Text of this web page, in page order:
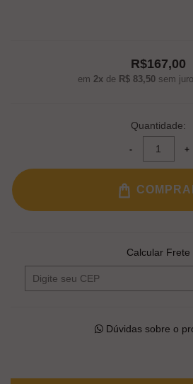
R$167,00
em 2xde R$ 83,50sem
Quantidade:
Calcular Frete
Dúvidas sobre o